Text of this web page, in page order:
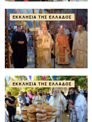
ΕΚΚΛΗΣΊΑ ΤΗΣ ΕΛΛΆΔΟΣ
ΕΚΚΛΗΣΊΑ ΤΗΣ ΕΛΛΆΔΟΣ